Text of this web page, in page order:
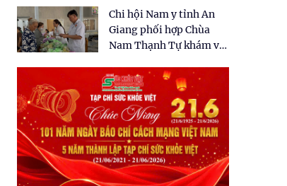
dân tại xã Tân Tập
Chi hội Nam y tỉnh An
Giang phối hợp Chùa
Nam Thạnh Tự khám và
nhân dân